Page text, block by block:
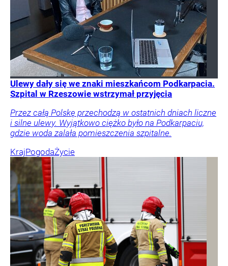
Ulewy dały się we znaki mieszkańcom Podkarpacia.
Szpital w Rzeszowie wstrzymał przyjęcia
Przez całą Polskę przechodzą w ostatnich dniach liczne
i silne ulewy. Wyjątkowo ciężko było na Podkarpaciu,
gdzie woda zalała pomieszczenia szpitalne.
KrajPogodaŻycie